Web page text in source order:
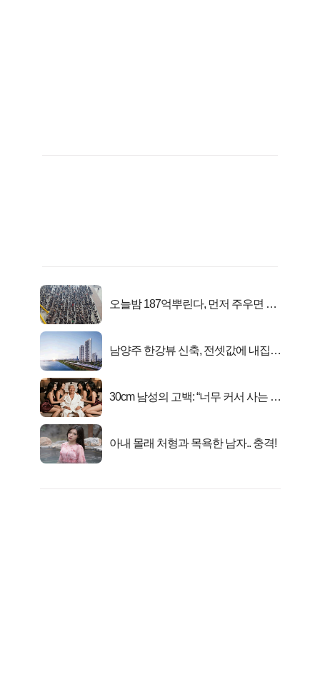
오늘밤 187억뿌린다, 먼저 주우면 최
남양주 한강뷰 신축, 전셋값에 내집마
30cm 남성의 고백: “너무 커서 사는 게
아내 몰래 처형과 목욕한 남자.. 충격!